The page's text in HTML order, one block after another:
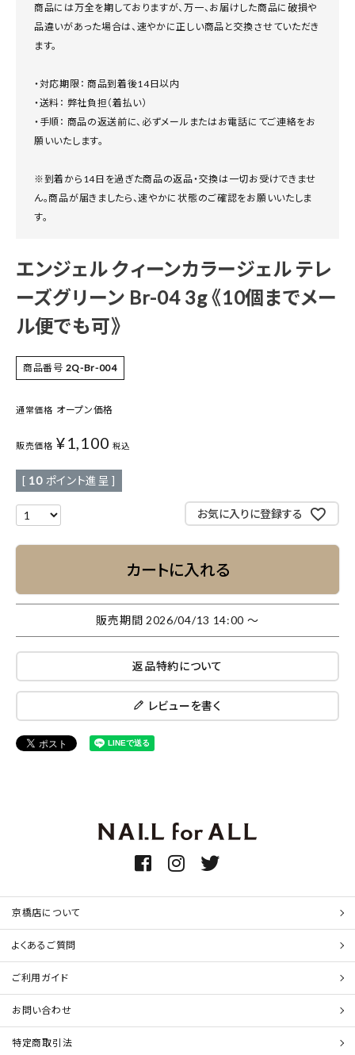
商品には万全を期しておりますが、万一、お届けした商品に破損や
品違いがあった場合は、速やかに正しい商品と交換させていただき
ます。
・対応期限： 商品到着後14日以内
・送料： 弊社負担（着払い）
・手順： 商品の返送前に、必ずメールまたはお電話にてご連絡をお
願いいたします。
※到着から14日を過ぎた商品の返品・交換は一切お受けできませ
ん。商品が届きましたら、速やかに状態のご確認をお願いいたしま
す。
エンジェル クィーンカラージェル テレ
ーズグリーン Br-04 3g 《10個までメー
ル便でも可》
商品番号 2Q-Br-004
通常価格 オープン価格
販売価格 ¥1,100 税込
[ 10 ポイント進呈 ]
お気に入りに登録する
カートに入れる
販売期間 2026/04/13 14:00 〜
返品特約について
レビューを書く
京橋店について
よくあるご質問
ご利用ガイド
お問い合わせ
特定商取引法